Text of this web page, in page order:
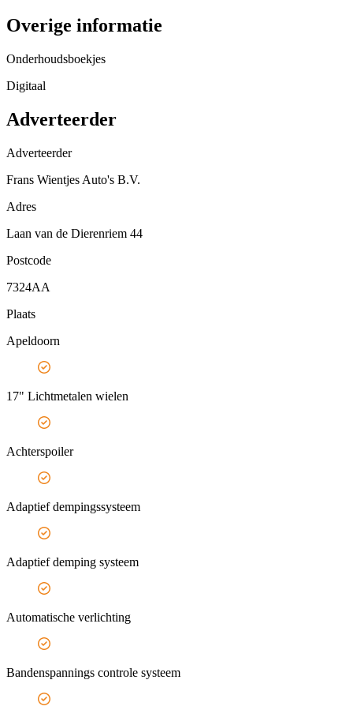
Overige informatie
Onderhoudsboekjes
Digitaal
Adverteerder
Adverteerder
Frans Wientjes Auto's B.V.
Adres
Laan van de Dierenriem 44
Postcode
7324AA
Plaats
Apeldoorn
17" Lichtmetalen wielen
Achterspoiler
Adaptief dempingssysteem
Adaptief demping systeem
Automatische verlichting
Bandenspannings controle systeem